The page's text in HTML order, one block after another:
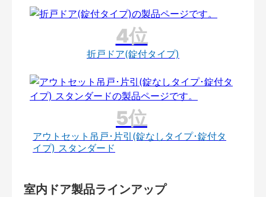
折戸ドア(錠付タイプ)
アウトセット吊戸･片引(錠なしタイプ･錠付タ
イプ) スタンダード
室内ドア製品ラインアップ